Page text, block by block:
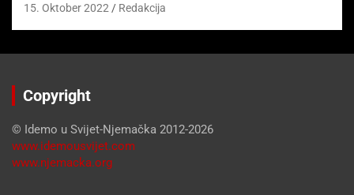
15. Oktober 2022 Redakcija
Copyright
© Idemo u Svijet-Njemačka 2012-2026
www.idemousvijet.com
www.njemacka.org